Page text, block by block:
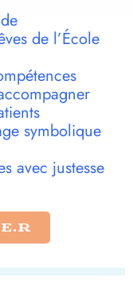
de l’École
symbolique
avec justesse